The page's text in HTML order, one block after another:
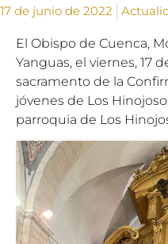
17 de junio de 2022
El Obispo de Cuenca,
Yanguas, el viernes, 17
sacramento de la
jóvenes de Los
parroquia de Los